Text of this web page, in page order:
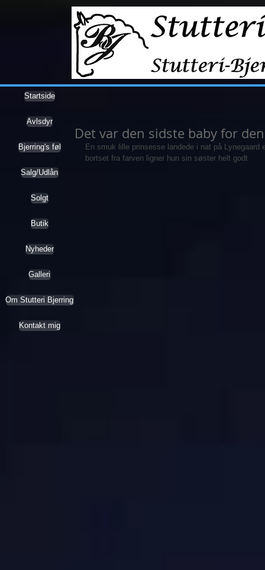
Det var den sidste baby for
En smuk lille prinsesse landede i nat på
bortset fra farven ligner hun sin søster helt godt
Startside
Avlsdyr
Galleri
Bjerring's føl
Nyheder
Salg/Udlån
Butik
Solgt
Om Stutteri Bjerring
Kontakt mig